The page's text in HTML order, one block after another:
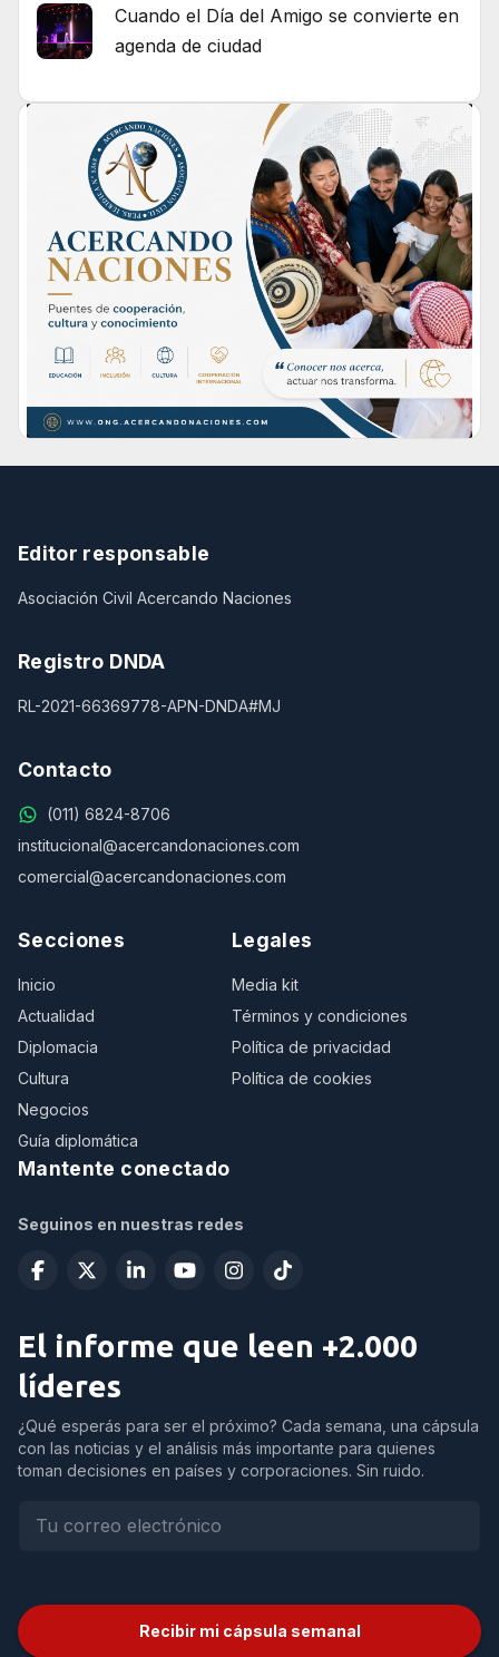
Cuando el Día del Amigo se convierte en
agenda de ciudad
Editor responsable
Asociación Civil Acercando Naciones
Registro DNDA
RL-2021-66369778-APN-DNDA#MJ
Contacto
(011) 6824-8706
institucional@acercandonaciones.com
comercial@acercandonaciones.com
Secciones
Inicio
Actualidad
Diplomacia
Cultura
Negocios
Guía diplomática
Legales
Media kit
Términos y condiciones
Política de privacidad
Política de cookies
Mantente conectado
Seguinos en nuestras redes
El informe que leen +2.000
líderes
¿Qué esperás para ser el próximo? Cada semana, una cápsula
con las noticias y el análisis más importante para quienes
toman decisiones en países y corporaciones. Sin ruido.
Recibir mi cápsula semanal